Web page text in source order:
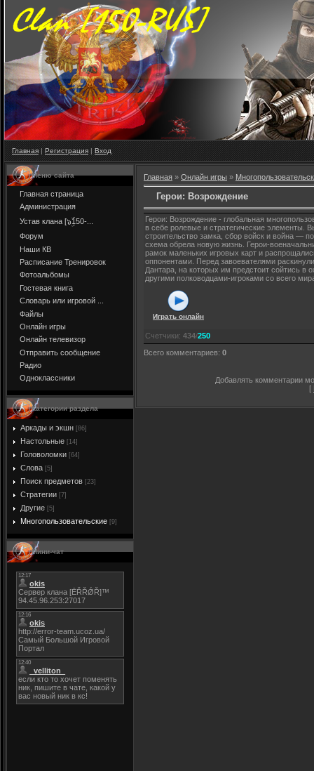
Главная |Регистрация|Вход
Меню сайта
Главная страница
Администрация
Устав клана [๖ۣۜ150-...
Форум
Наши КВ
Расписание Тренировок
Фотоальбомы
Гостевая книга
Словарь или игровой ...
Файлы
Онлайн игры
Онлайн телевизор
Отправить сообщение
Радио
Одноклассники
Категории раздела
Аркады и экшн [86]
Настольные [14]
Головоломки [64]
Слова [5]
Поиск предметов [23]
Стратегии [7]
Другие [5]
Многопользовательские [9]
Мини-чат
Главная » Онлайн игры »
Герои: Возрождение
Герои: Возрождение - глобальная
в себе ролевые и стратегические элементы.
строительство замка, сбор войск и война —
схема обрела новую жизнь. Герои-
рамок маленьких игровых карт и
оппонентами. Перед завоевателями
Дантара, на которых им предстоит сойтись в
другими полководцами-игроками со всего
Играть онлайн
Счетчики: 434/250
Всего комментариев: 0
Добавлять комментарии
[